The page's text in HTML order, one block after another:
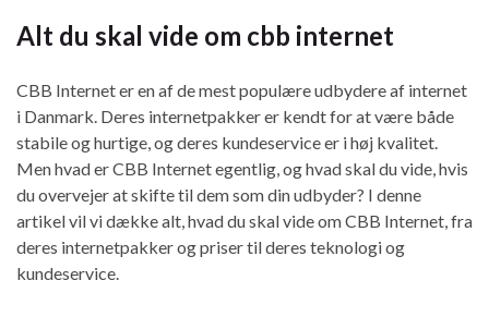
Alt du skal vide om cbb internet
CBB Internet er en af de mest populære udbydere af internet
i Danmark. Deres internetpakker er kendt for at være både
stabile og hurtige, og deres kundeservice er i høj kvalitet.
Men hvad er CBB Internet egentlig, og hvad skal du vide, hvis
du overvejer at skifte til dem som din udbyder? I denne
artikel vil vi dække alt, hvad du skal vide om CBB Internet, fra
deres internetpakker og priser til deres teknologi og
kundeservice.